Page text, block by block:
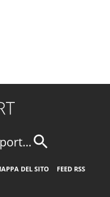
DEL SITO
FEED RSS